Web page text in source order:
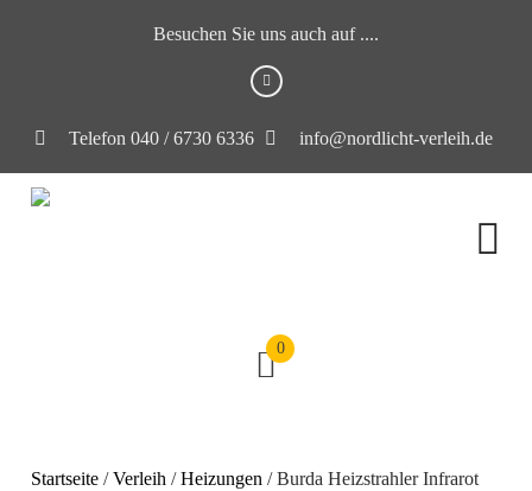
Besuchen Sie uns auch auf ....
Telefon 040 / 6730 6336 info@nordlicht-verleih.de
0
Startseite /Verleih /Heizungen / Burda Heizstrahler Infrarot